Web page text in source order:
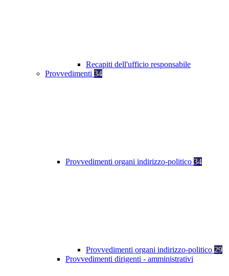
Recapiti dell'ufficio responsabile
Provvedimenti 34
Provvedimenti organi indirizzo-politico 34
Provvedimenti organi indirizzo-politico 29
Provvedimenti dirigenti - amministrativi